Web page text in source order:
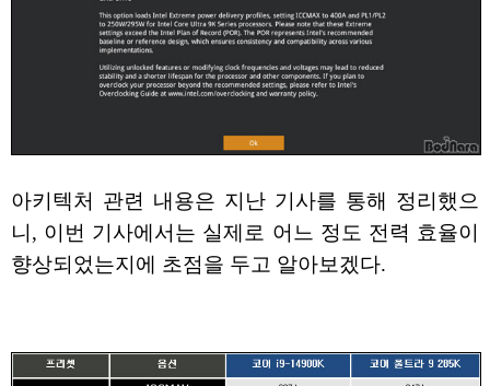
아키텍처 관련 내용은 지난 기사를 통해 정리했으
니, 이번 기사에서는 실제로 어느 정도 전력 효율이
향상되었는지에 초점을 두고 알아보겠다.